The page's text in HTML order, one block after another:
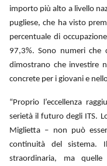
importo più alto a livello
pugliese, che ha visto
percentuale di
97,3%. Sono numeri che
dimostrano che investire
concrete per i giovani e
“Proprio l’eccellenza
serietà il futuro degli ITS.
Miglietta – non può
continuità del sistema.
straordinaria, ma